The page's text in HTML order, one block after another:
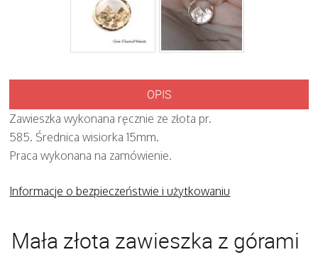
OPIS
Zawieszka wykonana ręcznie ze złota pr.
585. Średnica wisiorka 15mm.
Praca wykonana na zamówienie.
Informacje o bezpieczeństwie i użytkowaniu
Mała złota zawieszka z górami